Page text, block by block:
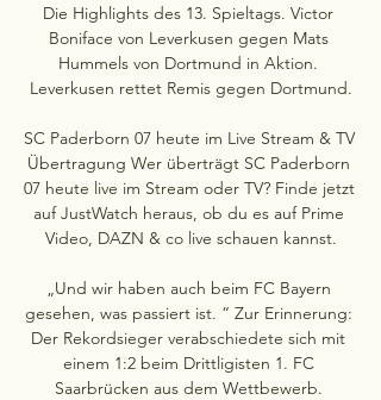
Die Highlights des 13. Spieltags. Victor
Boniface von Leverkusen gegen Mats
Hummels von Dortmund in Aktion.
Leverkusen rettet Remis gegen Dortmund.
SC Paderborn 07 heute im Live Stream & TV
Übertragung Wer überträgt SC Paderborn
07 heute live im Stream oder TV? Finde jetzt
auf JustWatch heraus, ob du es auf Prime
Video, DAZN & co live schauen kannst.
„Und wir haben auch beim FC Bayern
gesehen, was passiert ist. “ Zur Erinnerung:
Der Rekordsieger verabschiedete sich mit
einem 1:2 beim Drittligisten 1. FC
Saarbrücken aus dem Wettbewerb.